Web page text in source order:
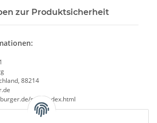
zur Produktsicherheit
88214
start/index.html